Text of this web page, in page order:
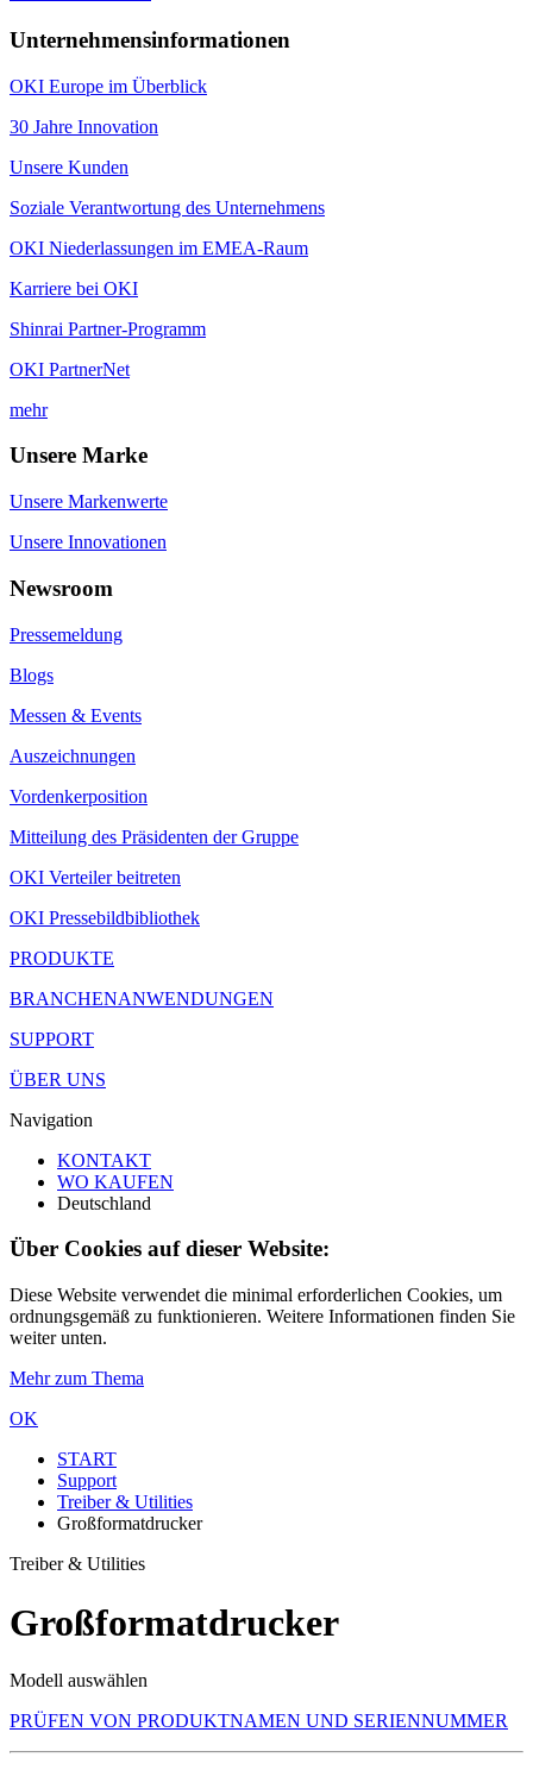
Unternehmensinformationen
OKI Europe im Überblick
30 Jahre Innovation
Unsere Kunden
Soziale Verantwortung des Unternehmens
OKI Niederlassungen im EMEA-Raum
Karriere bei OKI
Shinrai Partner-Programm
OKI PartnerNet
mehr
Unsere Marke
Unsere Markenwerte
Unsere Innovationen
Newsroom
Pressemeldung
Blogs
Messen & Events
Auszeichnungen
Vordenkerposition
Mitteilung des Präsidenten der Gruppe
OKI Verteiler beitreten
OKI Pressebildbibliothek
PRODUKTE
BRANCHENANWENDUNGEN
SUPPORT
ÜBER UNS
Navigation
KONTAKT
WO KAUFEN
Deutschland
Über Cookies auf dieser Website:
Diese Website verwendet die minimal erforderlichen Cookies, um
ordnungsgemäß zu funktionieren. Weitere Informationen finden Sie
weiter unten.
Mehr zum Thema
OK
START
Support
Treiber & Utilities
Großformatdrucker
Treiber & Utilities
Großformatdrucker
Modell auswählen
PRÜFEN VON PRODUKTNAMEN UND SERIENNUMMER